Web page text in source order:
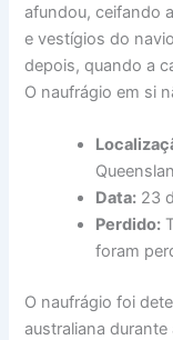
afundou, ceifando
e vestígios do
depois, quando a
O naufrágio em si
Data: 23
Perdido:
foram
O naufrágio foi
australiana